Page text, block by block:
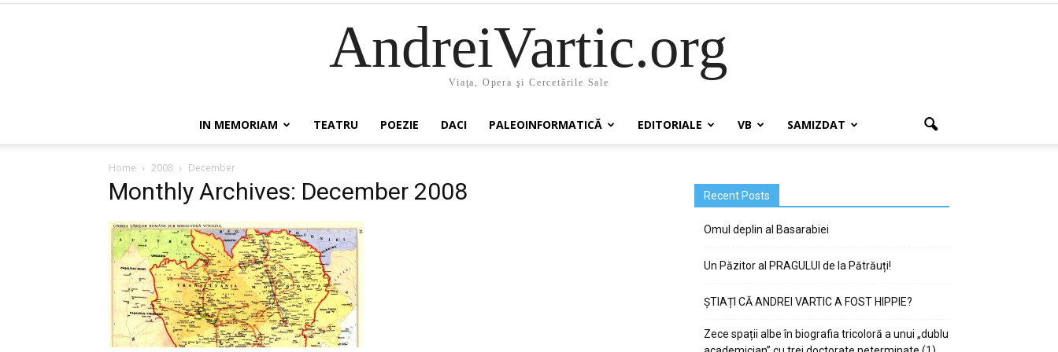
AndreiVartic.org
Viaţa, Opera şi Cercetările Sale
IN MEMORIAM TEATRU POEZIE DACI PALEOINFORMATICĂ EDITORIALE VB SAMIZDAT
Home 2008 December
Monthly Archives: December 2008 Recent Posts
Omul deplin al Basarabiei
Un Păzitor al PRAGULUI de la Pătrăuți!
ȘTIAȚI CĂ ANDREI VARTIC A FOST HIPPIE?
Zece spații albe în biografia tricoloră a unui „dublu